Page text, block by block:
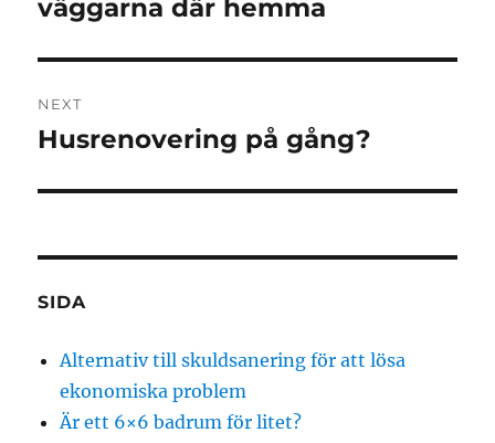
väggarna där hemma
NEXT
Next
Husrenovering på gång?
SIDA
Alternativ till skuldsanering för att lösa
ekonomiska problem
Är ett 6×6 badrum för litet?